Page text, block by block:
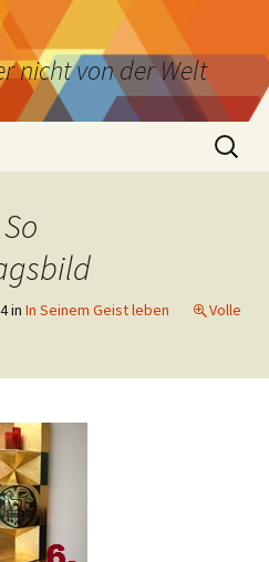
nicht von der Welt
Suchen
nach:
in In Seinem Geist leben
Volle